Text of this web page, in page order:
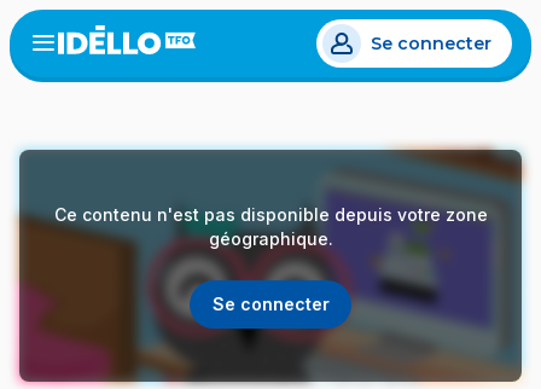
Aller
au
contenu
Open
menu
Se connecter
Ce contenu n'est pas disponible depuis votre zone
géographique.
Se connecter